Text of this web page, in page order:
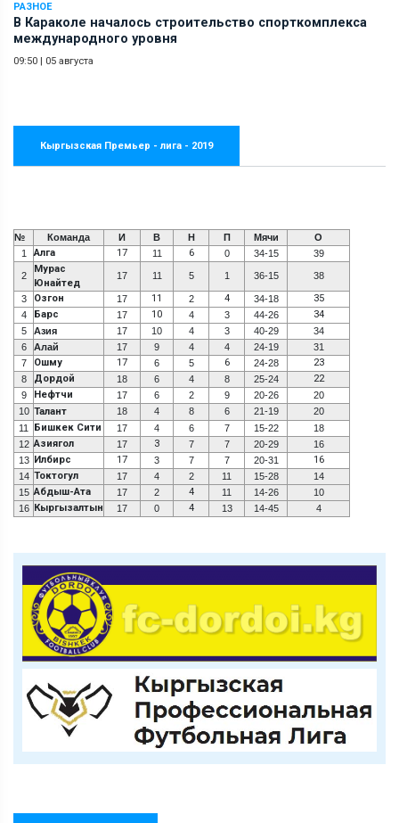
РАЗНОЕ
В Караколе началось строительство спорткомплекса
международного уровня
09:50 05 августа
Кыргызская Премьер - лига - 2019
№ Команда И В Н П Мячи
О
1
Алга 17 11 6 0 34-15 39
2
Мурас
Юнайтед
17 11 5 1 36-15 38
3 Озгон 17 11 2 4 34-18 35
4 Барс 17 10 4 3 44-26 34
5 Азия 17 10 4 3 40-29
34
6
Алай 17 9 4 4 24-19
31
7
Ошму 17 6 5 6 24-28 23
8 Дордой 18 6 4 8 25-24 22
9 Нефтчи 17 6 2 9 20-26
20
10 Талант 18 4 8 6 21-19
20
11
Бишкек Сити 17 4 6 7 15-22
18
12 Азиягол 17 3 7 7 20-29
16
13
Илбирс 17 3 7 7 20-31 16
14 Токтогул 17 4 2 11 15-28
14
15 Абдыш-Ата 17 2 4 11 14-26
10
16
Кыргызалтын 17 0 4 13 14-45 4